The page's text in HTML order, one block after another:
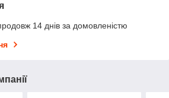
14 днів за домовленістю